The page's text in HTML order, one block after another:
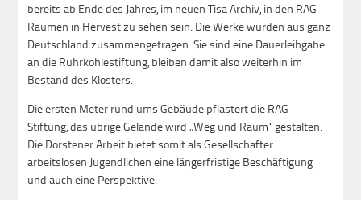
bereits ab Ende des Jahres, im neuen Tisa Archiv, in den RAG-
Räumen in Hervest zu sehen sein. Die Werke wurden aus ganz
Deutschland zusammengetragen. Sie sind eine Dauerleihgabe
an die Ruhrkohlestiftung, bleiben damit also weiterhin im
Bestand des Klosters.
Die ersten Meter rund ums Gebäude pflastert die RAG-
Stiftung, das übrige Gelände wird „Weg und Raum“ gestalten.
Die Dorstener Arbeit bietet somit als Gesellschafter
arbeitslosen Jugendlichen eine längerfristige Beschäftigung
und auch eine Perspektive.